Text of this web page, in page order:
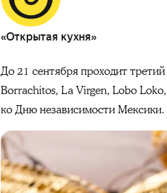
«Открытая кухня»
До 21 сентября проходит
Borrachitos, La Virgen, Lobo
ко Дню независимости Мексики.